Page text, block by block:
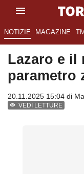
NOTIZIE MAGAZINE
Lazaro e il
parametro
20.11.2025 15:04 di
VEDI LETTURE